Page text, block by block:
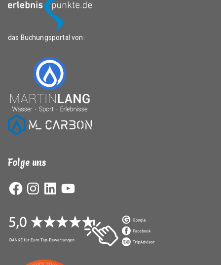
das Buchungsportal von:
Folge uns
FacebookInstagramLinkedInYouTube